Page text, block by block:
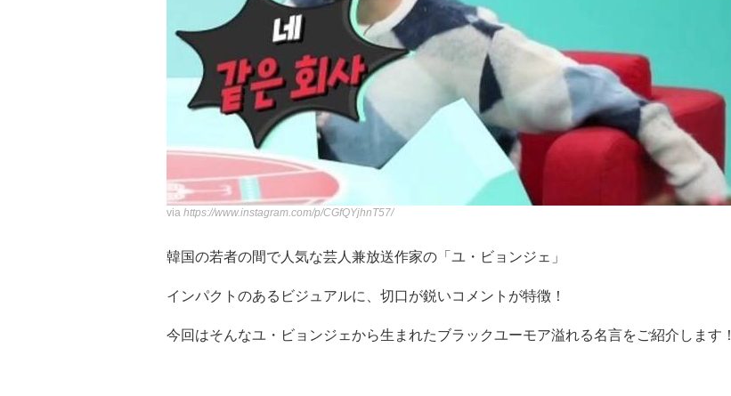
via https://www.instagram.com/p/CGfQYjhnT57/
韓国の若者の間で人気な芸人兼放送作家の「ユ・ビョンジェ」
インパクトのあるビジュアルに、切口が鋭いコメントが特徴！
今回はそんなユ・ビョンジェから生まれたブラックユーモア溢れる名言をご紹介します！